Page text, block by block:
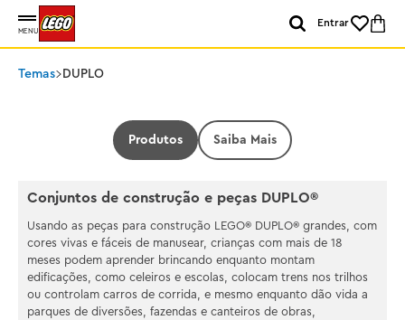
MENU
Entrar
Temas DUPLO
Produtos Saiba Mais
Conjuntos de construção e peças DUPLO®
Usando as peças para construção LEGO® DUPLO® grandes, com
cores vivas e fáceis de manusear, crianças com mais de 18
meses podem aprender brincando enquanto montam
edificações, como celeiros e escolas, colocam trens nos trilhos
ou controlam carros de corrida, e mesmo enquanto dão vida a
parques de diversões, fazendas e canteiros de obras,